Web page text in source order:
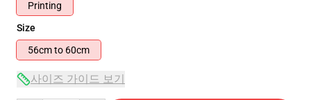
Printing
Size
56cm to 60cm
사이즈 가이드 보기